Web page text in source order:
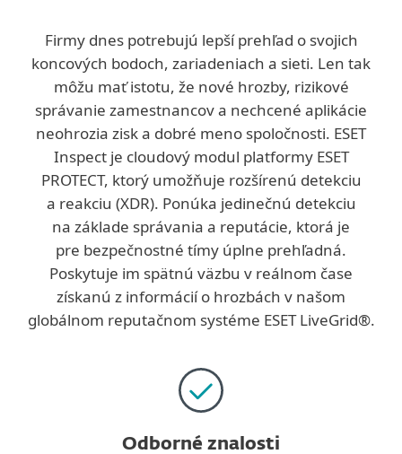
Firmy dnes potrebujú lepší prehľad o svojich
koncových bodoch, zariadeniach a sieti. Len tak
môžu mať istotu, že nové hrozby, rizikové
správanie zamestnancov a nechcené aplikácie
neohrozia zisk a dobré meno spoločnosti. ESET
Inspect je cloudový modul platformy ESET
PROTECT, ktorý umožňuje rozšírenú detekciu
a reakciu (XDR). Ponúka jedinečnú detekciu
na základe správania a reputácie, ktorá je
pre bezpečnostné tímy úplne prehľadná.
Poskytuje im spätnú väzbu v reálnom čase
získanú z informácií o hrozbách v našom
globálnom reputačnom systéme ESET LiveGrid®.
Odborné znalosti